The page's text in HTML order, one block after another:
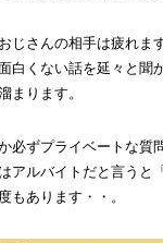
じさんの相手は疲れま
白くない話を延々と聞
まります。
必ずプライベートな質
アルバイトだと言うと
もあります・・。